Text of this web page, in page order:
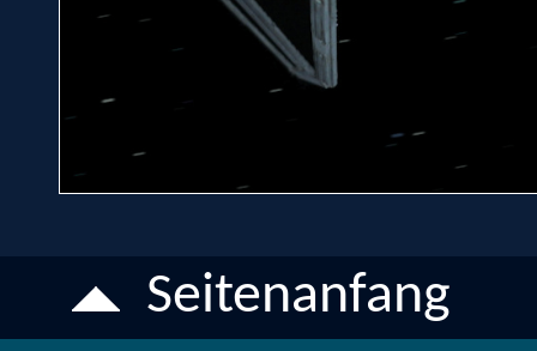
Seitenanfang